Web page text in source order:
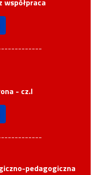
współpraca
- cz.I
pedagogiczna